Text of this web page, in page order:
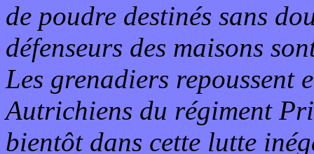
de poudre destinés sans
défenseurs des maisons
Les grenadiers repoussent
Autrichiens du régiment
bientôt dans cette lutte